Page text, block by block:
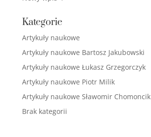
Kategorie
Artykuły naukowe
Artykuły naukowe Bartosz Jakubowski
Artykuły naukowe Łukasz Grzegorczyk
Artykuły naukowe Piotr Milik
Artykuły naukowe Sławomir Chomoncik
Brak kategorii